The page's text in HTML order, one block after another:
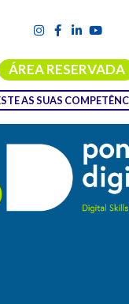
ÁREA RESERVADA
AS SUAS
FÓRMULAS E